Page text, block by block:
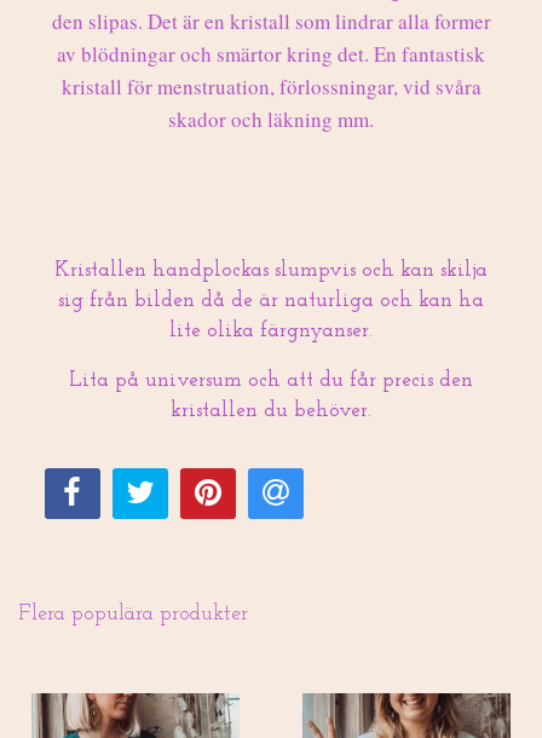
den slipas. Det är en kristall som lindrar alla former
av blödningar och smärtor kring det. En fantastisk
kristall för menstruation, förlossningar, vid svåra
skador och läkning mm.
Kristallen handplockas slumpvis och kan skilja
sig från bilden då de är naturliga och kan ha
lite olika färgnyanser.
Lita på universum och att du får precis den
kristallen du behöver.
Flera populära produkter